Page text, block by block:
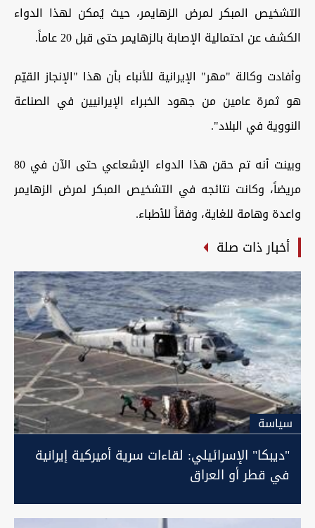
التشخيص المبكر لمرض الزهايمر، حيث يُمكن لهذا الدواء
الكشف عن احتمالية الإصابة بالزهايمر حتى قبل 20 عاماً.
وأفادت وكالة "مهر" الإيرانية للأنباء بأن هذا "الإنجاز القيّم
هو ثمرة عامين من جهود الخبراء الإيرانيين في الصناعة
النووية في البلاد".
وبينت أنه تم حقن هذا الدواء الإشعاعي حتى الآن في 80
مريضاً، وكانت نتائجه في التشخيص المبكر لمرض الزهايمر
واعدة وهامة للغاية، وفقاً للأطباء.
أخبار ذات صلة
سیاسة
"ديبكا" الإسرائيلي: لقاءات سرية أميركية إيرانية
في قطر أو العراق